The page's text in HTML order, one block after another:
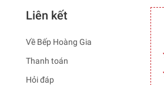
Liên kết
Về Bếp Hoàng Gia
Thanh toán
Hỏi đáp